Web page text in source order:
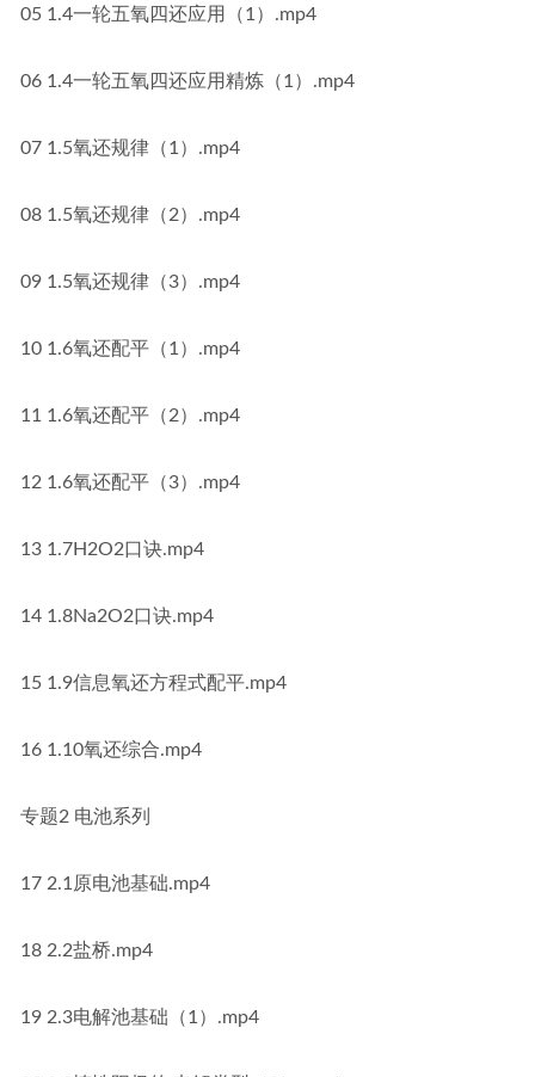
05 1.4一轮五氧四还应用（1）.mp4
06 1.4一轮五氧四还应用精炼（1）.mp4
07 1.5氧还规律（1）.mp4
08 1.5氧还规律（2）.mp4
09 1.5氧还规律（3）.mp4
10 1.6氧还配平（1）.mp4
11 1.6氧还配平（2）.mp4
12 1.6氧还配平（3）.mp4
13 1.7H2O2口诀.mp4
14 1.8Na2O2口诀.mp4
15 1.9信息氧还方程式配平.mp4
16 1.10氧还综合.mp4
专题2 电池系列
17 2.1原电池基础.mp4
18 2.2盐桥.mp4
19 2.3电解池基础（1）.mp4